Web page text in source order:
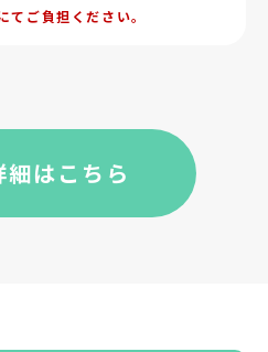
ご負担ください。
はこちら